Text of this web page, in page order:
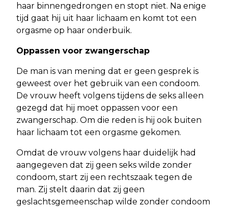
haar binnengedrongen en stopt niet. Na enige
tijd gaat hij uit haar lichaam en komt tot een
orgasme op haar onderbuik.
Oppassen voor zwangerschap
De man is van mening dat er geen gesprek is
geweest over het gebruik van een condoom.
De vrouw heeft volgens tijdens de seks alleen
gezegd dat hij moet oppassen voor een
zwangerschap. Om die reden is hij ook buiten
haar lichaam tot een orgasme gekomen.
Omdat de vrouw volgens haar duidelijk had
aangegeven dat zij geen seks wilde zonder
condoom, start zij een rechtszaak tegen de
man. Zij stelt daarin dat zij geen
geslachtsgemeenschap wilde zonder condoom